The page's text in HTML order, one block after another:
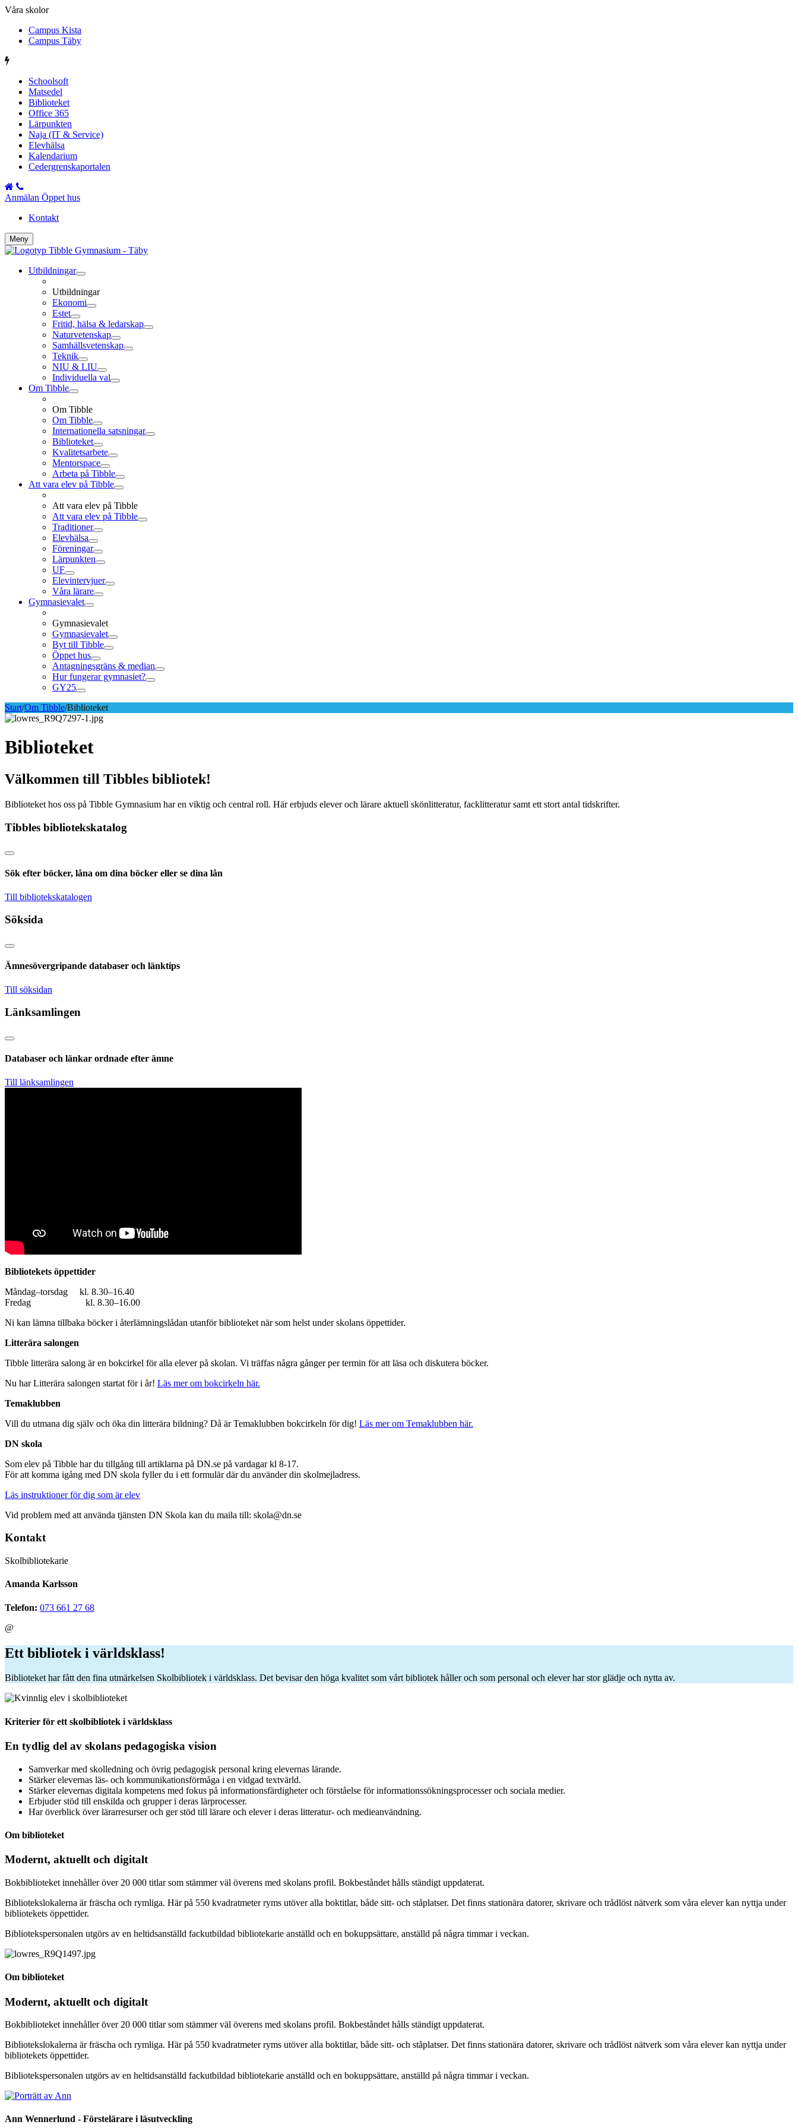
Våra skolor
Campus Kista
Campus Täby
Schoolsoft
Matsedel
Biblioteket
Office 365
Lärpunkten
Naja (IT & Service)
Elevhälsa
Kalendarium
Cedergrenskaportalen
Anmälan Öppet hus
Kontakt
Meny
Utbildningar
Utbildningar
Ekonomi
Estet
Fritid, hälsa & ledarskap
Naturvetenskap
Samhällsvetenskap
Teknik
NIU & LIU
Individuella val
Om Tibble
Om Tibble
Om Tibble
Internationella satsningar
Biblioteket
Kvalitetsarbete
Mentorspace
Arbeta på Tibble
Att vara elev på Tibble
Att vara elev på Tibble
Att vara elev på Tibble
Traditioner
Elevhälsa
Föreningar
Lärpunkten
UF
Elevintervjuer
Våra lärare
Gymnasievalet
Gymnasievalet
Gymnasievalet
Byt till Tibble
Öppet hus
Antagningsgräns & median
Hur fungerar gymnasiet?
GY25
Start/Om Tibble/Biblioteket
Biblioteket
Välkommen till Tibbles bibliotek!
Biblioteket hos oss på Tibble Gymnasium har en viktig och central roll. Här erbjuds elever och lärare aktuell skönlitteratur, facklitteratur samt ett stort antal tidskrifter.
Tibbles bibliotekskatalog
Sök efter böcker, låna om dina böcker eller se dina lån
Till bibliotekskatalogen
Söksida
Ämnesövergripande databaser och länktips
Till söksidan
Länksamlingen
Databaser och länkar ordnade efter ämne
Till länksamlingen
Bibliotekets öppettider
Måndag–torsdag kl. 8.30–16.40
Fredag kl. 8.30–16.00
Ni kan lämna tillbaka böcker i återlämningslådan utanför biblioteket när som helst under skolans öppettider.
Litterära salongen
Tibble litterära salong är en bokcirkel för alla elever på skolan. Vi träffas några gånger per termin för att läsa och diskutera böcker.
Nu har Litterära salongen startat för i år! Läs mer om bokcirkeln här.
Temaklubben
Vill du utmana dig själv och öka din litterära bildning? Då är Temaklubben bokcirkeln för dig! Läs mer om Temaklubben här.
DN skola
Som elev på Tibble har du tillgång till artiklarna på DN.se på vardagar kl 8-17.
För att komma igång med DN skola fyller du i ett formulär där du använder din skolmejladress.
Läs instruktioner för dig som är elev
Vid problem med att använda tjänsten DN Skola kan du maila till: skola@dn.se
Kontakt
Skolbibliotekarie
Amanda Karlsson
Telefon: 073 661 27 68
@
Ett bibliotek i världsklass!
Biblioteket har fått den fina utmärkelsen Skolbibliotek i världsklass. Det bevisar den höga kvalitet som vårt bibliotek håller och som personal och elever har stor glädje och nytta av.
Kriterier för ett skolbibliotek i världsklass
En tydlig del av skolans pedagogiska vision
Samverkar med skolledning och övrig pedagogisk personal kring elevernas lärande.
Stärker elevernas läs- och kommunikationsförmåga i en vidgad textvärld.
Stärker elevernas digitala kompetens med fokus på informationsfärdigheter och förståelse för informationssökningsprocesser och sociala medier.
Erbjuder stöd till enskilda och grupper i deras lärprocesser.
Har överblick över lärarresurser och ger stöd till lärare och elever i deras litteratur- och medieanvändning.
Om biblioteket
Modernt, aktuellt och digitalt
Bokbiblioteket innehåller över 20 000 titlar som stämmer väl överens med skolans profil. Bokbeståndet hålls ständigt uppdaterat.
Bibliotekslokalerna är fräscha och rymliga. Här på 550 kvadratmeter ryms utöver alla boktitlar, både sitt- och ståplatser. Det finns stationära datorer, skrivare och trådlöst nätverk som våra elever kan nyttja under
bibliotekets öppettider.
Bibliotekspersonalen utgörs av en heltidsanställd fackutbildad bibliotekarie anställd och en bokuppsättare, anställd på några timmar i veckan.
Om biblioteket
Modernt, aktuellt och digitalt
Bokbiblioteket innehåller över 20 000 titlar som stämmer väl överens med skolans profil. Bokbeståndet hålls ständigt uppdaterat.
Bibliotekslokalerna är fräscha och rymliga. Här på 550 kvadratmeter ryms utöver alla boktitlar, både sitt- och ståplatser. Det finns stationära datorer, skrivare och trådlöst nätverk som våra elever kan nyttja under
bibliotekets öppettider.
Bibliotekspersonalen utgörs av en heltidsanställd fackutbildad bibliotekarie anställd och en bokuppsättare, anställd på några timmar i veckan.
Ann Wennerlund - Förstelärare i läsutveckling